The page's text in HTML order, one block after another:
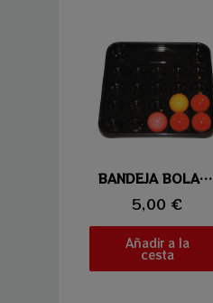
Vista rápidaBANDEJA BOLAS 52,4MM
5,00 €
Añadir a la
cesta